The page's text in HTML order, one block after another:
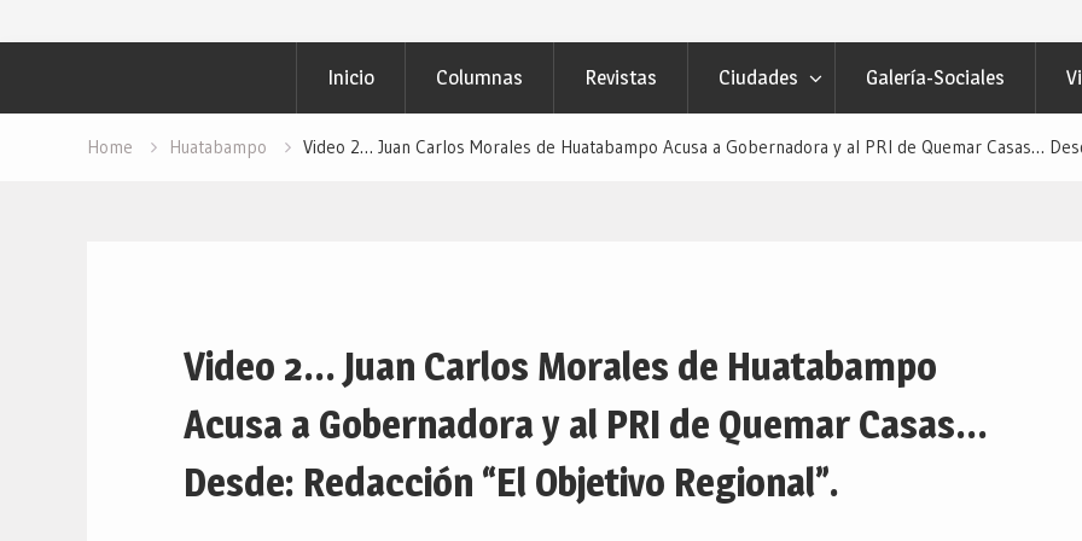
Campaña: “INSPECTOR CIUDADANO”… Desde:
Redacción “El Objetivo Regional”.
Inicio Columnas Revistas Ciudades Galería-Sociales
Home Huatabampo Video 2… Juan Carlos Morales de Huatabampo Acusa a Gobernadora y al PRI de Quemar Casas…
Video 2… Juan Carlos Morales de Huatabampo
Acusa a Gobernadora y al PRI de Quemar Casas…
Desde: Redacción “El Objetivo Regional”.